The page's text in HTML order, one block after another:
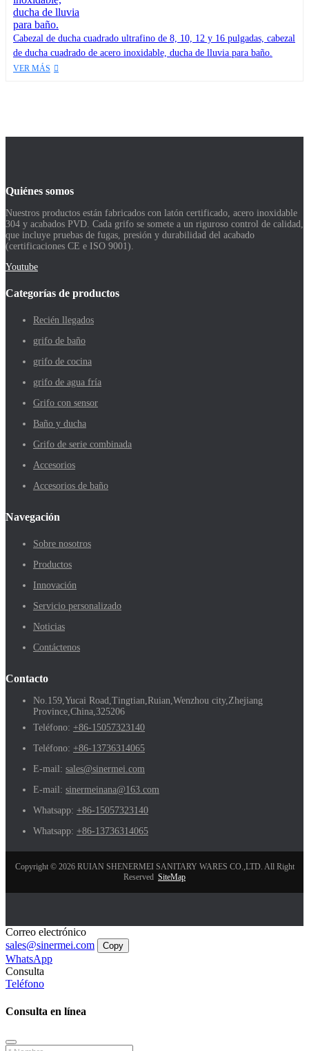
Cabezal de ducha cuadrado ultrafino de 8, 10, 12 y 16 pulgadas, cabezal
de ducha cuadrado de acero inoxidable, ducha de lluvia para baño.
VER MÁS
Quiénes somos
Nuestros productos están fabricados con latón certificado, acero inoxidable
304 y acabados PVD. Cada grifo se somete a un riguroso control de calidad,
que incluye pruebas de fugas, presión y durabilidad del acabado
(certificaciones CE e ISO 9001).
Youtube
Categorías de productos
Recién llegados
grifo de baño
grifo de cocina
grifo de agua fría
Grifo con sensor
Baño y ducha
Grifo de serie combinada
Accesorios
Accesorios de baño
Navegación
Sobre nosotros
Productos
Innovación
Servicio personalizado
Noticias
Contáctenos
Contacto
No.159,Yucai Road,Tingtian,Ruian,Wenzhou city,Zhejiang
Province,China,325206
Teléfono: +86-15057323140
Teléfono: +86-13736314065
E-mail: sales@sinermei.com
E-mail: sinermeinana@163.com
Whatsapp: +86-15057323140
Whatsapp: +86-13736314065
Copyright © 2026 RUIAN SHENERMEI SANITARY WARES CO.,LTD. All Right
Reserved SiteMap
Correo electrónico
sales@sinermei.com
Copy
WhatsApp
Consulta
Teléfono
Consulta en línea